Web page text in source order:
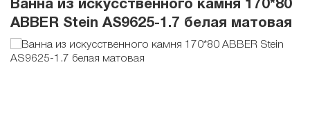
Ванна из искусственного камня 170*80
ABBER Stein AS9625-1.7 белая матовая